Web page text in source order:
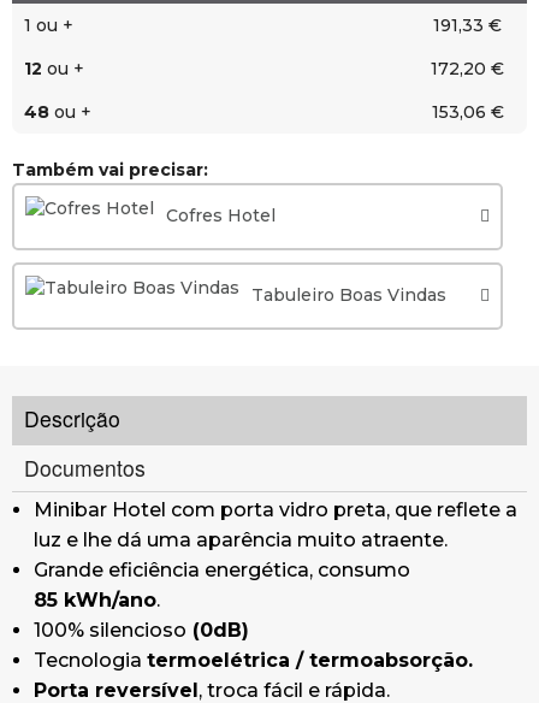
1 ou +
191,33 €
12 ou +
172,20 €
48 ou + 153,06 €
Também vai precisar:
Cofres Hotel
Tabuleiro Boas Vindas
Descrição
Documentos
Minibar Hotel com porta vidro preta, que reflete a
luz e lhe dá uma aparência muito atraente.
Grande eficiência energética, consumo
85 kWh/ano.
100% silencioso (0dB)
Tecnologia termoelétrica / termoabsorção.
Porta reversível, troca fácil e rápida.